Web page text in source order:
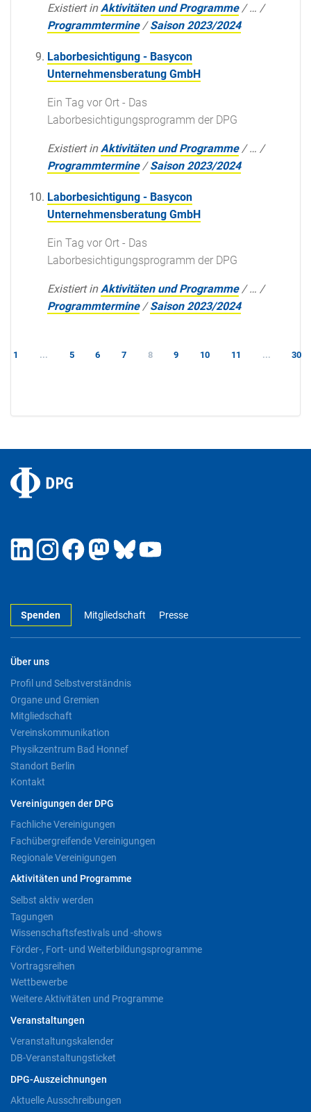
Existiert in Aktivitäten und Programme /… /
Programmtermine /Saison 2023/2024
Laborbesichtigung - Basycon
Unternehmensberatung GmbH
Ein Tag vor Ort - Das
Laborbesichtigungsprogramm der DPG
Existiert in Aktivitäten und Programme /… /
Programmtermine /Saison 2023/2024
Laborbesichtigung - Basycon
Unternehmensberatung GmbH
Ein Tag vor Ort - Das
Laborbesichtigungsprogramm der DPG
Existiert in Aktivitäten und Programme /… /
Programmtermine /Saison 2023/2024
1 ... 5 6 7 8 9 10 11 ... 30
Spenden Mitgliedschaft Presse
Über uns
Profil und Selbstverständnis
Organe und Gremien
Mitgliedschaft
Vereinskommunikation
Physikzentrum Bad Honnef
Standort Berlin
Kontakt
Vereinigungen der DPG
Fachliche Vereinigungen
Fachübergreifende Vereinigungen
Regionale Vereinigungen
Aktivitäten und Programme
Selbst aktiv werden
Tagungen
Wissenschaftsfestivals und -shows
Förder-, Fort- und Weiterbildungsprogramme
Vortragsreihen
Wettbewerbe
Weitere Aktivitäten und Programme
Veranstaltungen
Veranstaltungskalender
DB-Veranstaltungsticket
DPG-Auszeichnungen
Aktuelle Ausschreibungen